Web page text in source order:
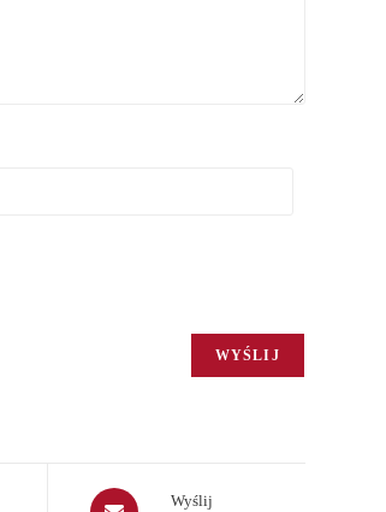
Opens
Wyślij